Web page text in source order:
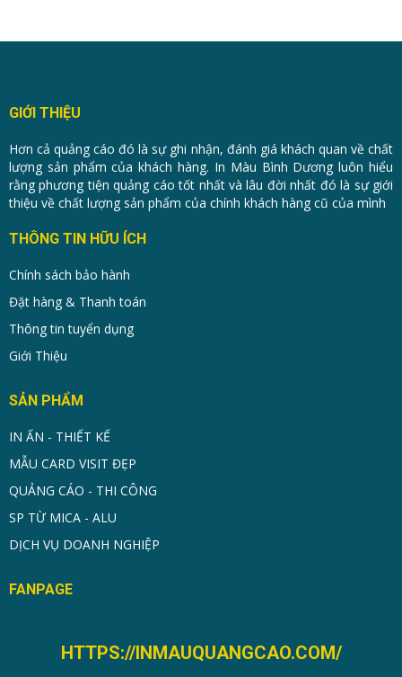
GIỚI THIỆU
Hơn cả quảng cáo đó là sự ghi nhận, đánh giá khách quan về chất
lượng sản phẩm của khách hàng. In Màu Bình Dương luôn hiểu
rằng phương tiện quảng cáo tốt nhất và lâu đời nhất đó là sự giới
thiệu về chất lượng sản phẩm của chính khách hàng cũ của mình
THÔNG TIN HỮU ÍCH
Chính sách bảo hành
Đặt hàng & Thanh toán
Thông tin tuyển dụng
Giới Thiệu
SẢN PHẨM
IN ẤN - THIẾT KẾ
MẪU CARD VISIT ĐẸP
QUẢNG CÁO - THI CÔNG
SP TỪ MICA - ALU
DỊCH VỤ DOANH NGHIỆP
FANPAGE
HTTPS://INMAUQUANGCAO.COM/